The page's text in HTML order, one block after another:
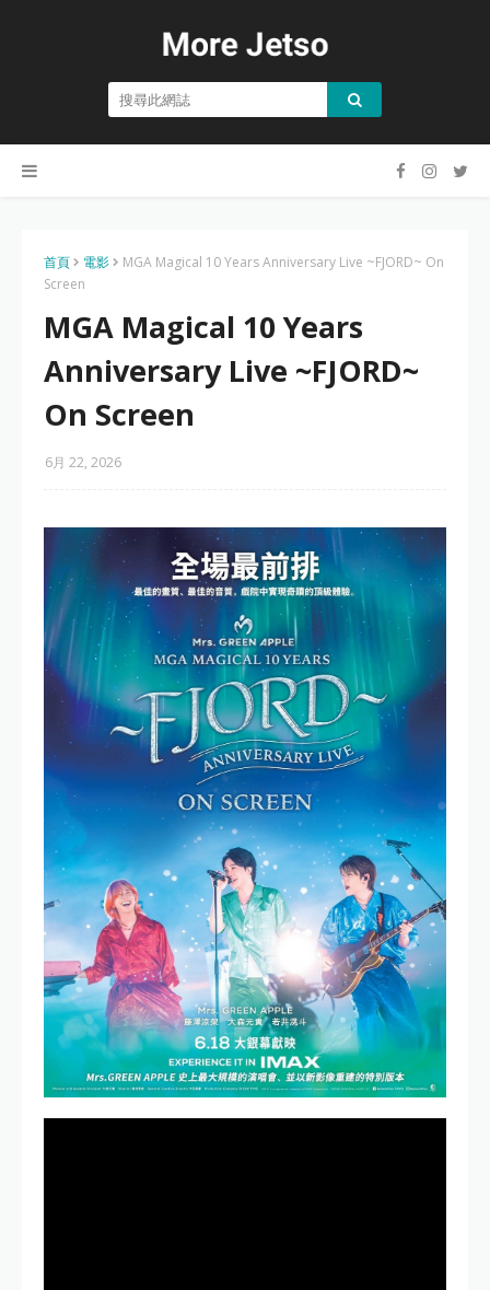
首頁 電影
MGA Magical 10 Years Anniversary Live ~FJORD~ On
Screen
MGA Magical 10 Years
Anniversary Live ~FJORD~
On Screen
6月 22, 2026